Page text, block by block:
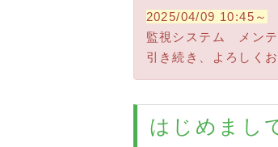
2025/04/09 10:45～
監視システム メンテ
引き続き、よろしく
はじめまし